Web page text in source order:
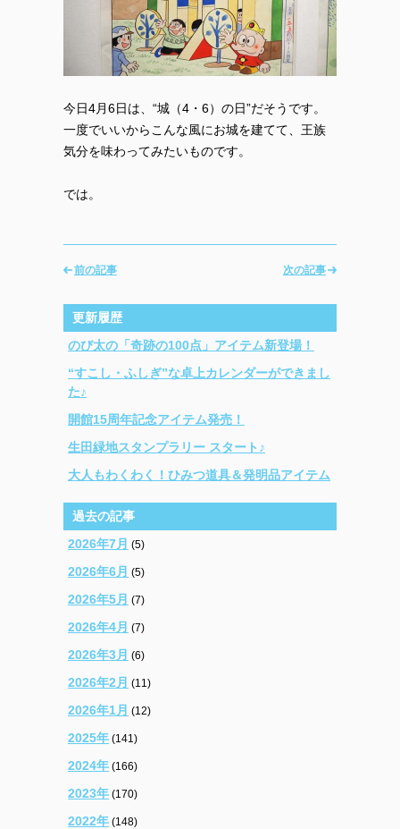
今日4月6日は、“城（4・6）の日”だそうです。
一度でいいからこんな風にお城を建てて、王族
気分を味わってみたいものです。
では。
次の記事
前の記事
更新履歴
のび太の「奇跡の100点」アイテム新登場！
“すこし・ふしぎ”な卓上カレンダーができまし
た♪
開館15周年記念アイテム発売！
生田緑地スタンプラリー スタート♪
大人もわくわく！ひみつ道具＆発明品アイテム
過去の記事
2026年7月 (5)
2026年6月 (5)
2026年5月 (7)
2026年4月 (7)
2026年3月 (6)
2026年2月 (11)
2026年1月 (12)
2025年 (141)
2024年 (166)
2023年 (170)
2022年 (148)